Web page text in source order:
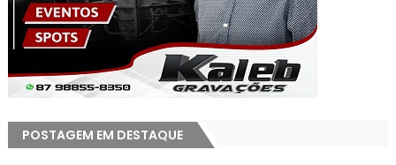
POSTAGEM EM DESTAQUE